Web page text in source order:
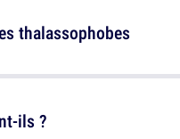
ils ?
thalassophobes